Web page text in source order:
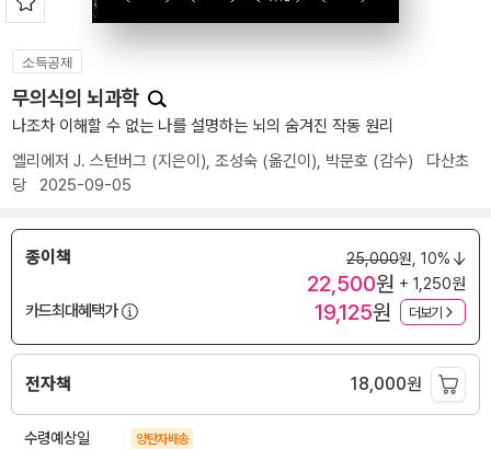
소득공제
무의식의 뇌과학
나조차 이해할 수 없는 나를 설명하는 뇌의 숨겨진 작동 원리
엘리에저 J. 스턴버그 (지은이), 조성숙 (옮긴이), 박문호 (감수) 다산초
당 2025-09-05
종이책 25,000원, 10%
22,500원 + 1,250원
카드최대혜택가
19,125원 더보기
전자책 18,000원
수령예상일 양탄자배송